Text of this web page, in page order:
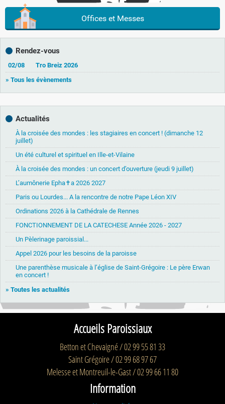
Offices et Messes
Rendez-vous
02/08
Tro Breiz 2026
» Tous les évènements
Actualités
À la croisée des mondes : les stagiaires en concert ! (dimanche 12
juillet)
Un été culturel et spirituel en Ille-et-Vilaine
À la croisée des mondes : un concert d’ouverture (jeudi 9 juillet)
L’aumônerie Epha✝a 2026 2027
Paris ou Lourdes... A la rencontre de notre Pape Léon XIV
Ordinations 2026 à la Cathédrale de Rennes
FONCTIONNEMENT DE LA CATECHESE Année 2026 - 2027
Un Pèlerinage paroissial...
Appel 2026 pour les besoins de la paroisse
Une parenthèse musicale à l’église de Saint-Grégoire : Le père Erwan
en concert !
» Toutes les actualités
Accueils Paroissiaux
Betton et Chevaigné / 02 99 55 81 33
Saint Grégoire / 02 99 68 97 67
Melesse et Montreuil-le-Gast / 02 99 66 11 80
Information